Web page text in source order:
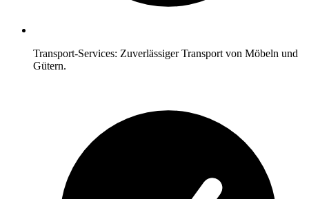
Transport-Services: Zuverlässiger Transport von Möbeln und
Gütern.